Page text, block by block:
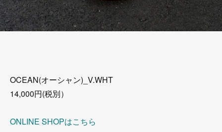
OCEAN(オーシャン)_V.WHT
14,000円(税別）
ONLINE SHOPはこちら